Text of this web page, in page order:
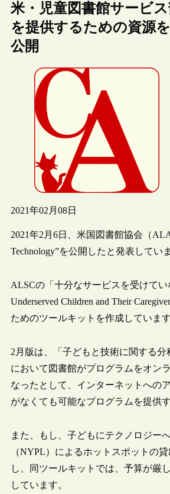
米・児童図書館サービ
を提供するための資源
公開
2021年02月08日
2021年2月6日、米国図書館協会（
Technology”を公開したと発表してい
ALSCの「十分なサービスを受けて
Underserved Children and Their
ためのツールキットを作成しています
2月版は、「子どもと技術に関する分
において図書館がプログラムをオン
なったとして、インターネットへの
がなくても可能なプログラムを提供
また、もし、子どもにテクノロジー
（NYPL）によるホットスポットの
し、同ツールキットでは、予算が厳
しています。